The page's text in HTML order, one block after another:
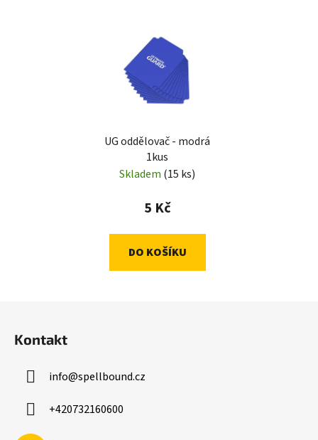
UG oddělovač - modrá
1kus
Skladem (15 ks)
5 Kč
DO KOŠÍKU
Kontakt
info@spellbound.cz
+420732160600